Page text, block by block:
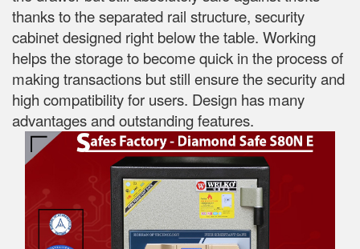
thanks to the separated rail structure, security
cabinet designed right below the table. Working
helps the storage to become quick in the process of
making transactions but still ensure the security and
high compatibility for users. Design has many
advantages and outstanding features.